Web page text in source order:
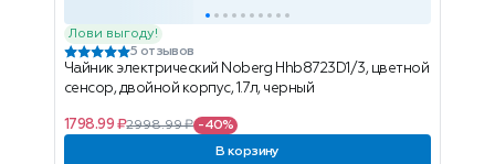
Лови выгоду!
5 отзывов
Чайник электрический Noberg Hhb8723D1/3, цветной
сенсор, двойной корпус, 1.7л, черный
1798.99 ₽2998.99 ₽ -40%
В корзину